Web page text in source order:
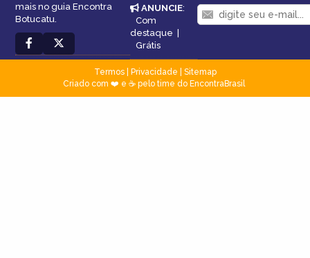
mais no guia Encontra
Botucatu.
ANUNCIE:
Com
destaque
Grátis
Termos| Privacidade
Sitemap
Criado com ❤️ e ☕ pelo time do EncontraBrasil